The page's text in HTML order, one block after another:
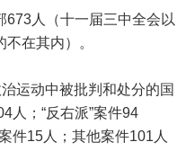
673人（十一届三中全会以
在其内）。
运动中被批判和处分的国
人；“反右派”案件94
件15人；其他案件101人